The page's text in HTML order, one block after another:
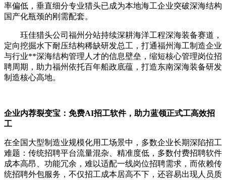
率偏低，垂直细分专业猎头已成为本地海工企业突破深海结构
国产化瓶颈的刚需配套。
珏佳猎头公司福州分站持续深耕海洋工程深海装备赛道，
定向挖掘水下耐压结构稀缺研发总工，打通福州海工制造企业
与行业**深海结构管理人才的信息壁垒，缩短核心管理岗位招
聘周期，助力福州依托百年船政底蕴，打造东南深海装备研发
制造核心高地。
企业内荐裂变宝：免费AI招工软件，助力蓝领正式工高效招
工
在全国大型制造业规模化用工场景中，多数企业长期深陷招工
难题：传统招聘平台流量混杂、精准度低，多数付费招聘软件
成本高昂、功能冗余，难以适配一线岗位招聘需求，而依赖传
统招聘外包服务，不仅招工成本居高不下，还容易出现人员质